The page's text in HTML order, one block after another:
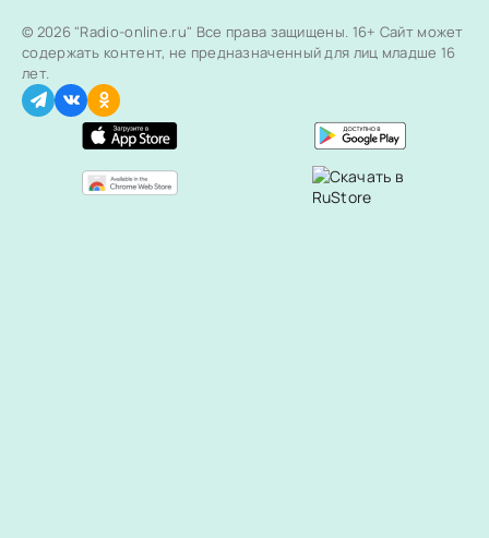
© 2026 "Radio-online.ru" Все права защищены. 16+ Сайт может
содержать контент, не предназначенный для лиц младше 16
лет.